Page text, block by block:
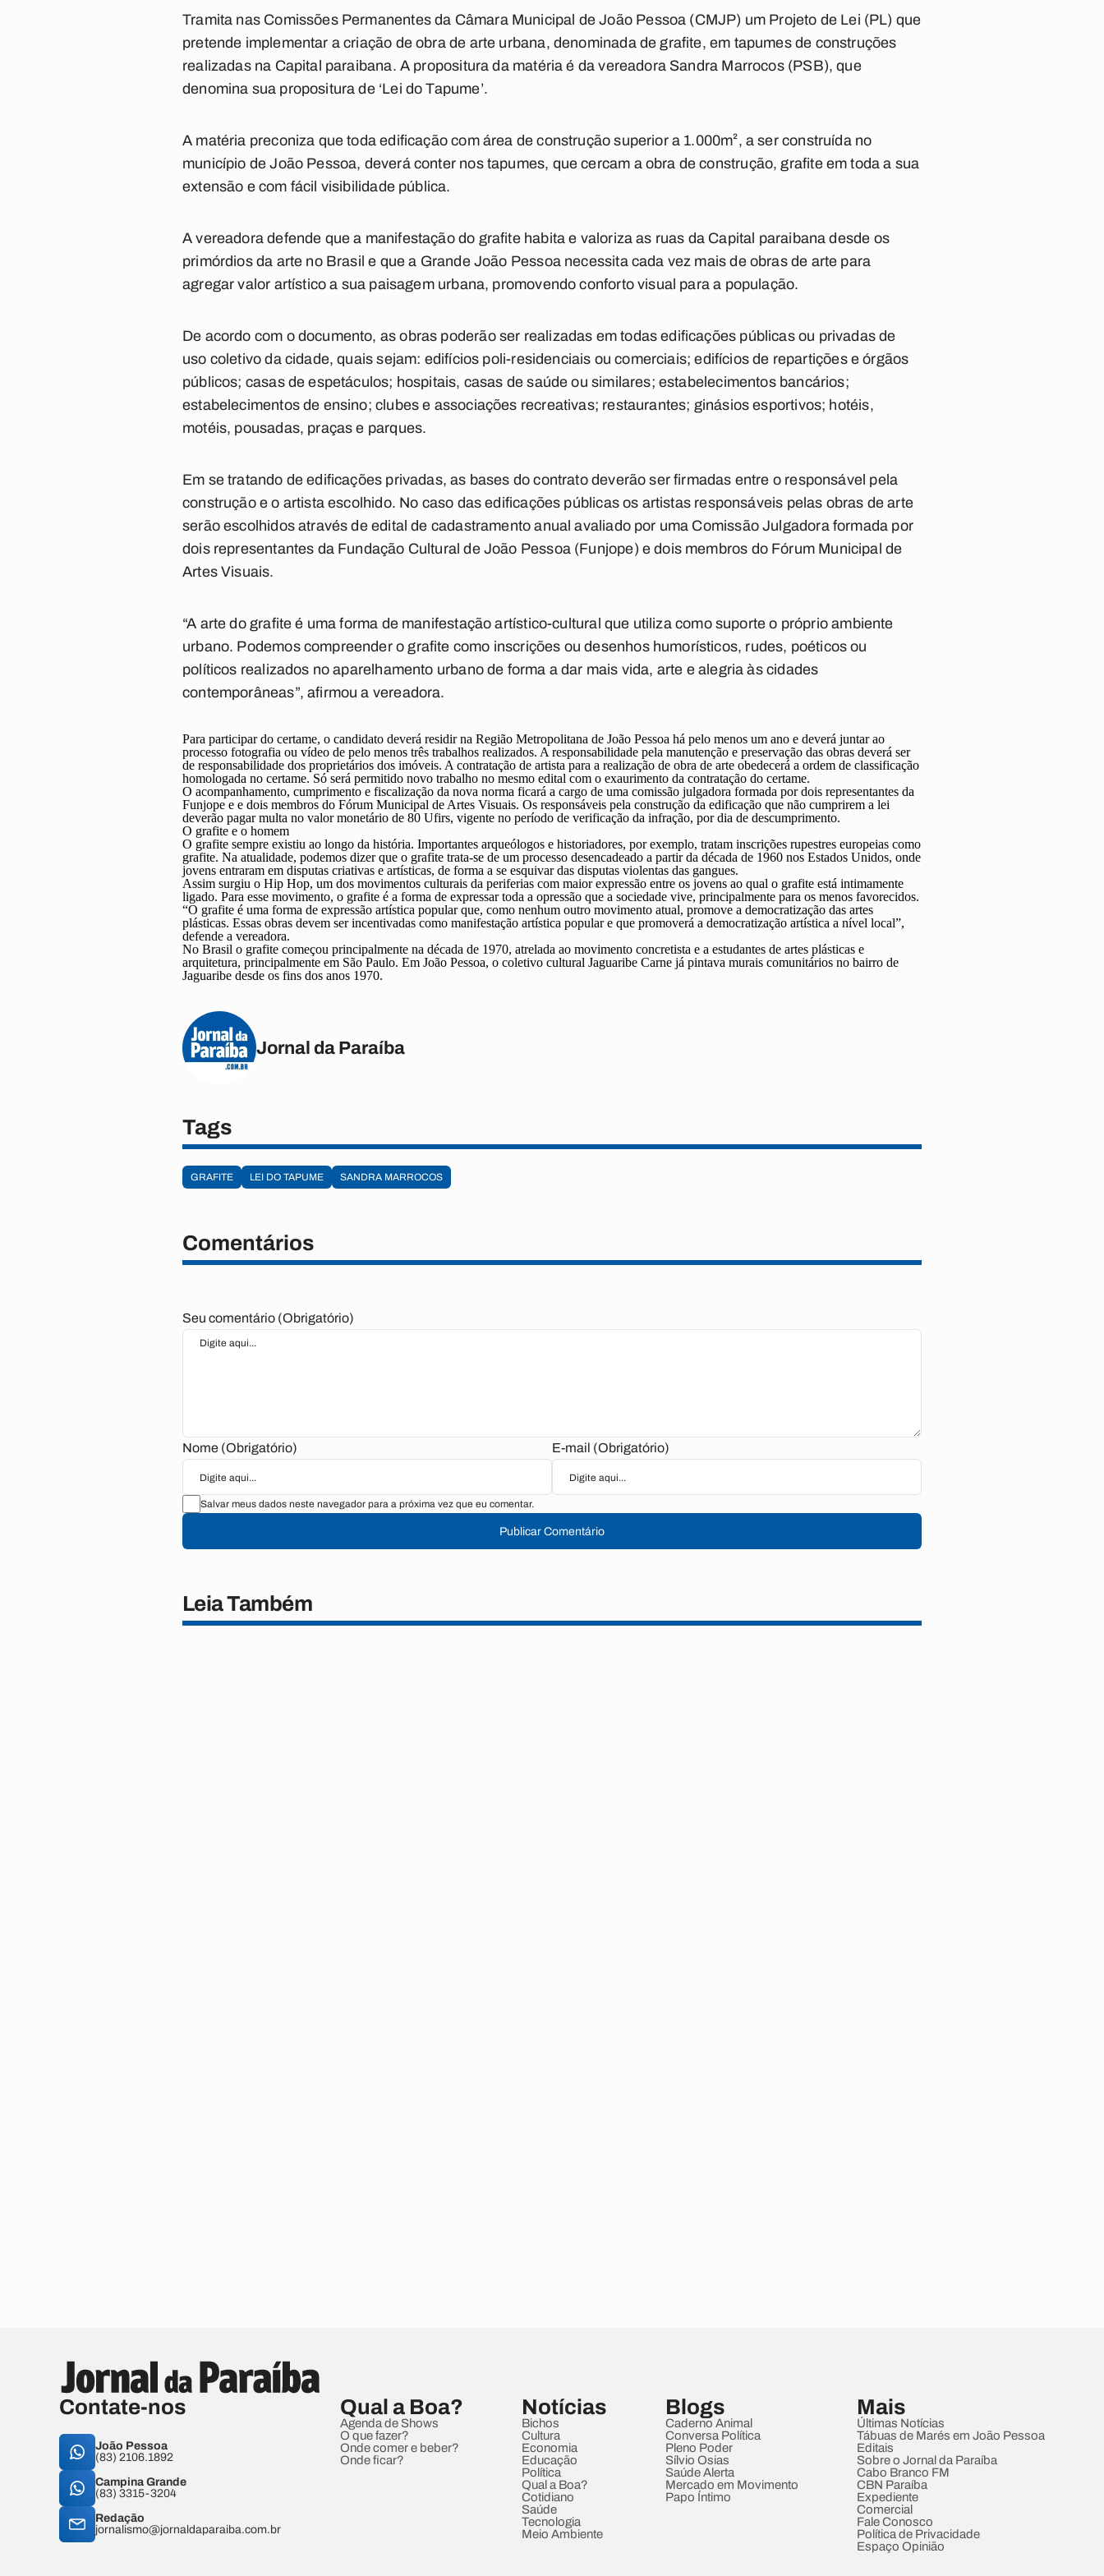
Tramita nas Comissões Permanentes da Câmara Municipal de João Pessoa (CMJP) um Projeto de Lei (PL) que
pretende implementar a criação de obra de arte urbana, denominada de grafite, em tapumes de construções
realizadas na Capital paraibana. A propositura da matéria é da vereadora Sandra Marrocos (PSB), que
denomina sua propositura de ‘Lei do Tapume’.
A matéria preconiza que toda edificação com área de construção superior a 1.000m², a ser construída no
município de João Pessoa, deverá conter nos tapumes, que cercam a obra de construção, grafite em toda a sua
extensão e com fácil visibilidade pública.
A vereadora defende que a manifestação do grafite habita e valoriza as ruas da Capital paraibana desde os
primórdios da arte no Brasil e que a Grande João Pessoa necessita cada vez mais de obras de arte para
agregar valor artístico a sua paisagem urbana, promovendo conforto visual para a população.
De acordo com o documento, as obras poderão ser realizadas em todas edificações públicas ou privadas de
uso coletivo da cidade, quais sejam: edifícios poli-residenciais ou comerciais; edifícios de repartições e órgãos
públicos; casas de espetáculos; hospitais, casas de saúde ou similares; estabelecimentos bancários;
estabelecimentos de ensino; clubes e associações recreativas; restaurantes; ginásios esportivos; hotéis,
motéis, pousadas, praças e parques.
Em se tratando de edificações privadas, as bases do contrato deverão ser firmadas entre o responsável pela
construção e o artista escolhido. No caso das edificações públicas os artistas responsáveis pelas obras de arte
serão escolhidos através de edital de cadastramento anual avaliado por uma Comissão Julgadora formada por
dois representantes da Fundação Cultural de João Pessoa (Funjope) e dois membros do Fórum Municipal de
Artes Visuais.
“A arte do grafite é uma forma de manifestação artístico-cultural que utiliza como suporte o próprio ambiente
urbano. Podemos compreender o grafite como inscrições ou desenhos humorísticos, rudes, poéticos ou
políticos realizados no aparelhamento urbano de forma a dar mais vida, arte e alegria às cidades
contemporâneas”, afirmou a vereadora.
Para participar do certame, o candidato deverá residir na Região Metropolitana de João Pessoa há pelo menos um ano e deverá juntar ao
processo fotografia ou vídeo de pelo menos três trabalhos realizados. A responsabilidade pela manutenção e preservação das obras deverá ser
de responsabilidade dos proprietários dos imóveis. A contratação de artista para a realização de obra de arte obedecerá a ordem de classificação
homologada no certame. Só será permitido novo trabalho no mesmo edital com o exaurimento da contratação do certame.
O acompanhamento, cumprimento e fiscalização da nova norma ficará a cargo de uma comissão julgadora formada por dois representantes da
Funjope e e dois membros do Fórum Municipal de Artes Visuais. Os responsáveis pela construção da edificação que não cumprirem a lei
deverão pagar multa no valor monetário de 80 Ufirs, vigente no período de verificação da infração, por dia de descumprimento.
O grafite e o homem
O grafite sempre existiu ao longo da história. Importantes arqueólogos e historiadores, por exemplo, tratam inscrições rupestres europeias como
grafite. Na atualidade, podemos dizer que o grafite trata-se de um processo desencadeado a partir da década de 1960 nos Estados Unidos, onde
jovens entraram em disputas criativas e artísticas, de forma a se esquivar das disputas violentas das gangues.
Assim surgiu o Hip Hop, um dos movimentos culturais da periferias com maior expressão entre os jovens ao qual o grafite está intimamente
ligado. Para esse movimento, o grafite é a forma de expressar toda a opressão que a sociedade vive, principalmente para os menos favorecidos.
“O grafite é uma forma de expressão artística popular que, como nenhum outro movimento atual, promove a democratização das artes
plásticas. Essas obras devem ser incentivadas como manifestação artística popular e que promoverá a democratização artística a nível local”,
defende a vereadora.
No Brasil o grafite começou principalmente na década de 1970, atrelada ao movimento concretista e a estudantes de artes plásticas e
arquitetura, principalmente em São Paulo. Em João Pessoa, o coletivo cultural Jaguaribe Carne já pintava murais comunitários no bairro de
Jaguaribe desde os fins dos anos 1970.
Jornal da Paraíba
Tags
GRAFITE LEI DO TAPUME SANDRA MARROCOS
Comentários
Seu comentário (Obrigatório)
Nome (Obrigatório) E-mail (Obrigatório)
Salvar meus dados neste navegador para a próxima vez que eu comentar.
Publicar Comentário
Leia Também
Contate-nos
João Pessoa
(83) 2106.1892
Campina Grande
(83) 3315-3204
Redação
jornalismo@jornaldaparaiba.com.br
Qual a Boa?
Agenda de Shows
O que fazer?
Onde comer e beber?
Onde ficar?
Notícias
Bichos
Cultura
Economia
Educação
Política
Qual a Boa?
Cotidiano
Saúde
Tecnologia
Meio Ambiente
Blogs
Caderno Animal
Conversa Política
Pleno Poder
Sílvio Osias
Saúde Alerta
Mercado em Movimento
Papo Íntimo
Mais
Últimas Notícias
Tábuas de Marés em João Pessoa
Editais
Sobre o Jornal da Paraíba
Cabo Branco FM
CBN Paraíba
Expediente
Comercial
Fale Conosco
Política de Privacidade
Espaço Opinião